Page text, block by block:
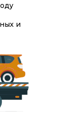
и